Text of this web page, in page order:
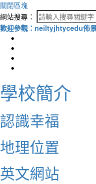
關閉區塊
網站搜尋：
歡迎參觀：neiltyjhtycedu佈
學校簡介
認識幸福
地理位置
英文網站